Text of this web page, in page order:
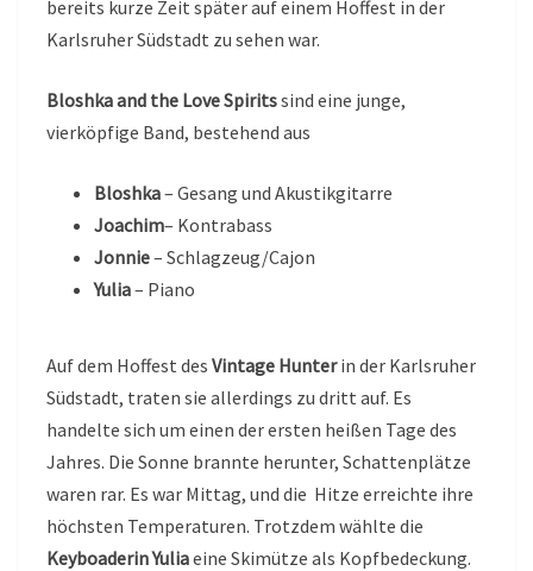
bereits kurze Zeit später auf einem Hoffest in der
Karlsruher Südstadt zu sehen war.
Bloshka and the Love Spiritssind eine junge,
vierköpfige Band, bestehend aus
Bloshka– Gesang und Akustikgitarre
Joachim– Kontrabass
Jonnie– Schlagzeug/Cajon
Yulia– Piano
Auf dem Hoffest des Vintage Hunterin der Karlsruher
Südstadt, traten sie allerdings zu dritt auf. Es
handelte sich um einen der ersten heißen Tage des
Jahres. Die Sonne brannte herunter, Schattenplätze
waren rar. Es war Mittag, und die Hitze erreichte ihre
höchsten Temperaturen. Trotzdem wählte die
Keyboaderin Yuliaeine Skimütze als Kopfbedeckung.